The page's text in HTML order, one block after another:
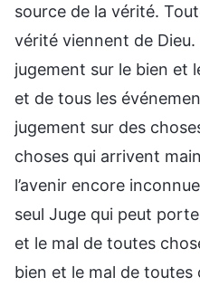
source de la vérité.
vérité viennent de
jugement sur le bien et
et de tous les
jugement sur des
choses qui arrivent
l’avenir encore
seul Juge qui peut
et le mal de toutes
bien et le mal de